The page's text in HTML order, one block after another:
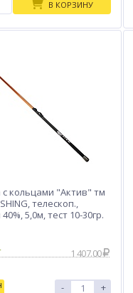
В КОРЗИНУ
кольцами "Актив" тм
телескоп.,
5,0м, тест 10-30гр.
1 407.00
- +